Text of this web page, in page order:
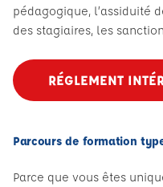
pédagogique, l’assiduité
des stagiaires, les
RÉGLEMENT
Parcours de formation
Parce que vous êtes